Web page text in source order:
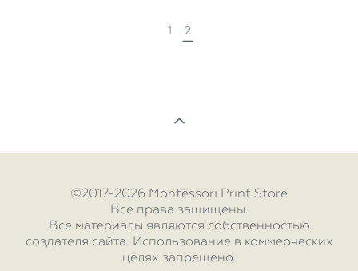
1 2
©2017-2026 Montessori Print Store
Все права защищены.
Все материалы являются собственностью
создателя сайта. Использование в коммерческих
целях запрещено.